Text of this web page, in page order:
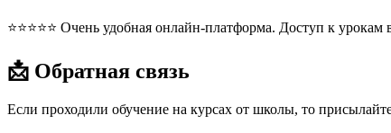
⭐⭐⭐⭐⭐ Очень удобная онлайн-платформа. Доступ к
📩 Обратная связь
Если проходили обучение на курсах от школы, то